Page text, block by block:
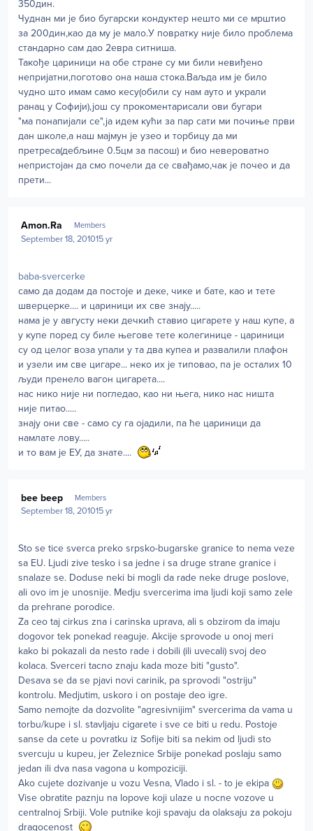
350дин.
Чуднан ми је био бугарски кондуктер нешто ми се мрштио
за 200дин,као да му је мало.У повратку није било проблема
стандарно сам дао 2евра ситниша.
Такође цариници на обе стране су ми били невиђено
непријатни,поготово она наша стока.Ваљда им је било
чудно што имам само кесу(обили су нам ауто и украли
ранац у Софији),још су прокоментарисали ови бугари
"ма понапијали се",ја идем кући за пар сати ми почиње први
дан школе,а наш мајмун је узео и торбицу да ми
претреса(дебљине 0.5цм за пасош) и био невероватно
непристојан да смо почели да се свађамо,чак је почео и да
прети...
Amon.Ra Members
September 18, 201015 yr
baba-svercerke
само да додам да постоје и деке, чике и бате, као и тете
шверцерке.... и цариници их све знају.....
нама је у августу неки дечкић ставио цигарете у наш купе, а
у купе поред су биле његове тете колегинице - цариници
су од целог воза упали у та два купеа и развалили плафон
и узели им све цигаре... неко их је типовао, па је осталих 10
људи пренело вагон цигарета....
нас нико није ни погледао, као ни њега, нико нас ништа
није питао.....
знају они све - само су га ојадили, па ће цариници да
намлате лову.....
и то вам је ЕУ, да знате....
bee beep Members
September 18, 201015 yr
Sto se tice sverca preko srpsko-bugarske granice to nema veze
sa EU. Ljudi zive tesko i sa jedne i sa druge strane granice i
snalaze se. Doduse neki bi mogli da rade neke druge poslove,
ali ovo im je unosnije. Medju svercerima ima ljudi koji samo zele
da prehrane porodice.
Za ceo taj cirkus zna i carinska uprava, ali s obzirom da imaju
dogovor tek ponekad reaguje. Akcije sprovode u onoj meri
kako bi pokazali da nesto rade i dobili (ili uvecali) svoj deo
kolaca. Sverceri tacno znaju kada moze biti "gusto".
Desava se da se pjavi novi carinik, pa sprovodi "ostriju"
kontrolu. Medjutim, uskoro i on postaje deo igre.
Samo nemojte da dozvolite "agresivnijim" svercerima da vama u
torbu/kupe i sl. stavljaju cigarete i sve ce biti u redu. Postoje
sanse da cete u povratku iz Sofije biti sa nekim od ljudi sto
svercuju u kupeu, jer Zeleznice Srbije ponekad poslaju samo
jedan ili dva nasa vagona u kompoziciji.
Ako cujete dozivanje u vozu Vesna, Vlado i sl. - to je ekipa
Vise obratite paznju na lopove koji ulaze u nocne vozove u
centralnoj Srbiji. Vole putnike koji spavaju da olaksaju za pokoju
dragocenost